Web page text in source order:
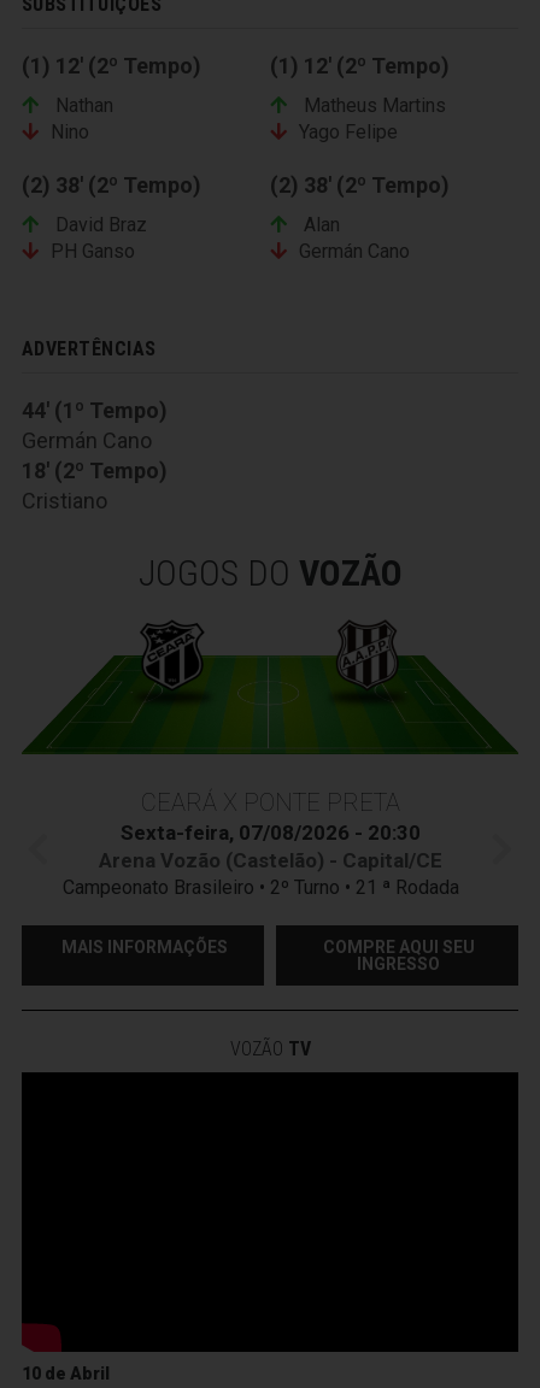
(1) 12' (2º Tempo)
Nathan
Nino
(1) 12' (2º Tempo)
Matheus Martins
Yago Felipe
(2) 38' (2º Tempo)
David Braz
PH Ganso
(2) 38' (2º Tempo)
Alan
Germán Cano
ADVERTÊNCIAS
44' (1º Tempo)
Germán Cano
18' (2º Tempo)
Cristiano
JOGOS DO VOZÃO
CEARÁ X PONTE PRETA
Sexta-feira, 07/08/2026 - 20:30
Arena Vozão (Castelão) - Capital/CE
Campeonato Brasileiro • 2º Turno • 21 ª Rodada
MAIS INFORMAÇÕES
COMPRE AQUI SEU
INGRESSO
VOZÃO TV
10 de Abril